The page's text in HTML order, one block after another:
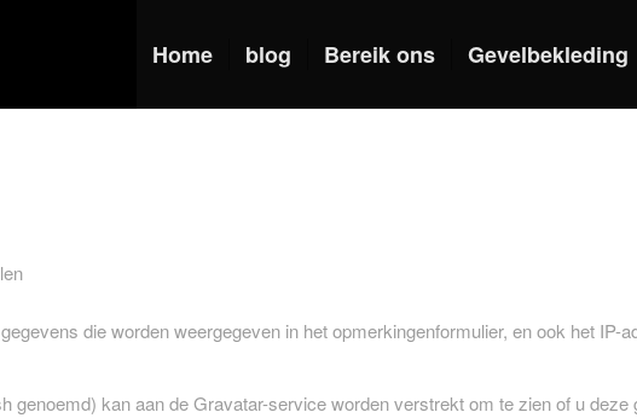
Home blog Bereik ons Gevelbekleding
die worden weergegeven in het opmerkingenformulier, en ook het IP-
kan aan de Gravatar-service worden verstrekt om te zien of u